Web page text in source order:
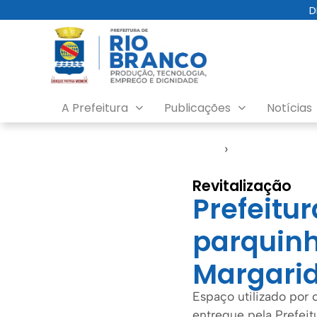
A Prefeitura Publicações Notícias
›
Revitalização
Espaço utilizado por